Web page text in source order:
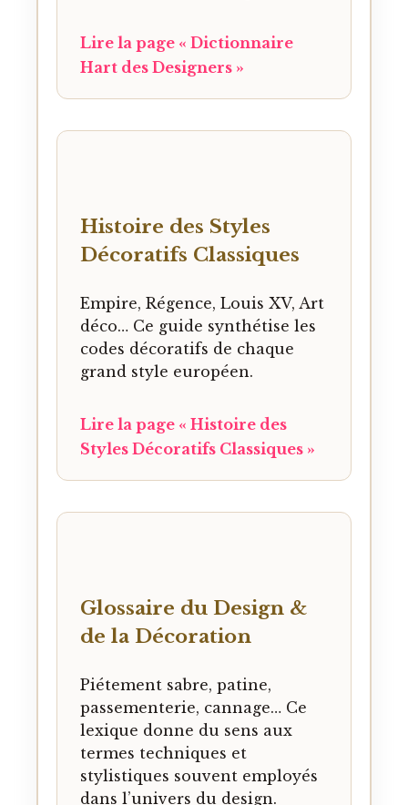
Lire la page « Dictionnaire
Hart des Designers »
Histoire des Styles
Décoratifs Classiques
Empire, Régence, Louis XV, Art
déco… Ce guide synthétise les
codes décoratifs de chaque
grand style européen.
Lire la page « Histoire des
Styles Décoratifs Classiques »
Glossaire du Design &
de la Décoration
Piétement sabre, patine,
passementerie, cannage… Ce
lexique donne du sens aux
termes techniques et
stylistiques souvent employés
dans l’univers du design.